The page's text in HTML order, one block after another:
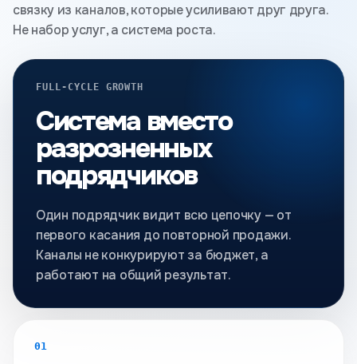
связку из каналов, которые усиливают друг друга.
Не набор услуг, а система роста.
FULL-CYCLE GROWTH
Система вместо
разрозненных
подрядчиков
Один подрядчик видит всю цепочку — от
первого касания до повторной продажи.
Каналы не конкурируют за бюджет, а
работают на общий результат.
01